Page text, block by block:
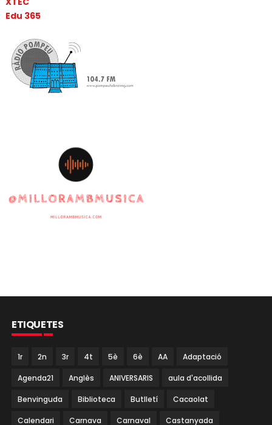
Edu 365
ETIQUETES
1r 2n 3r 4t 5è 6è AA Adaptació
Agenda21 Anglès ANIVERSARIS aula d'acollida
Benvinguda Biblioteca Butlletí Cacaolat
Calendari Carnava Carnaval Castanyada